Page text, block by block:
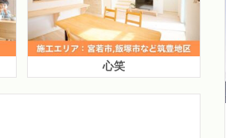
心笑